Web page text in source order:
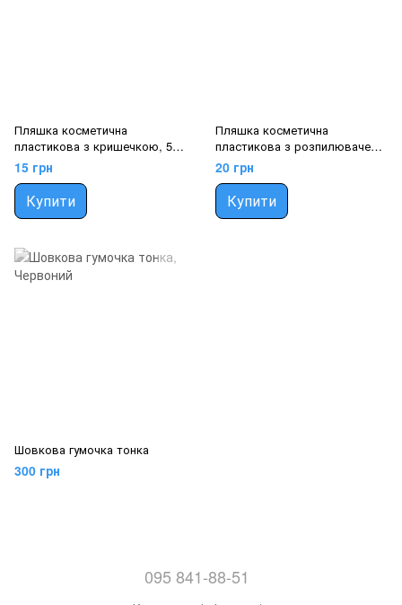
Пляшка косметична
пластикова з кришечкою, 50
мл
15 грн
Купити
Пляшка косметична
пластикова з розпилювачем,
50 мл
20 грн
Купити
Шовкова гумочка тонка
300 грн
095 841-88-51